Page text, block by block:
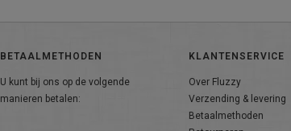
BETAALMETHODEN
U kunt bij ons op de volgende
manieren betalen:
KLANTENSERVICE
Over Fluzzy
Verzending & levering
Betaalmethoden